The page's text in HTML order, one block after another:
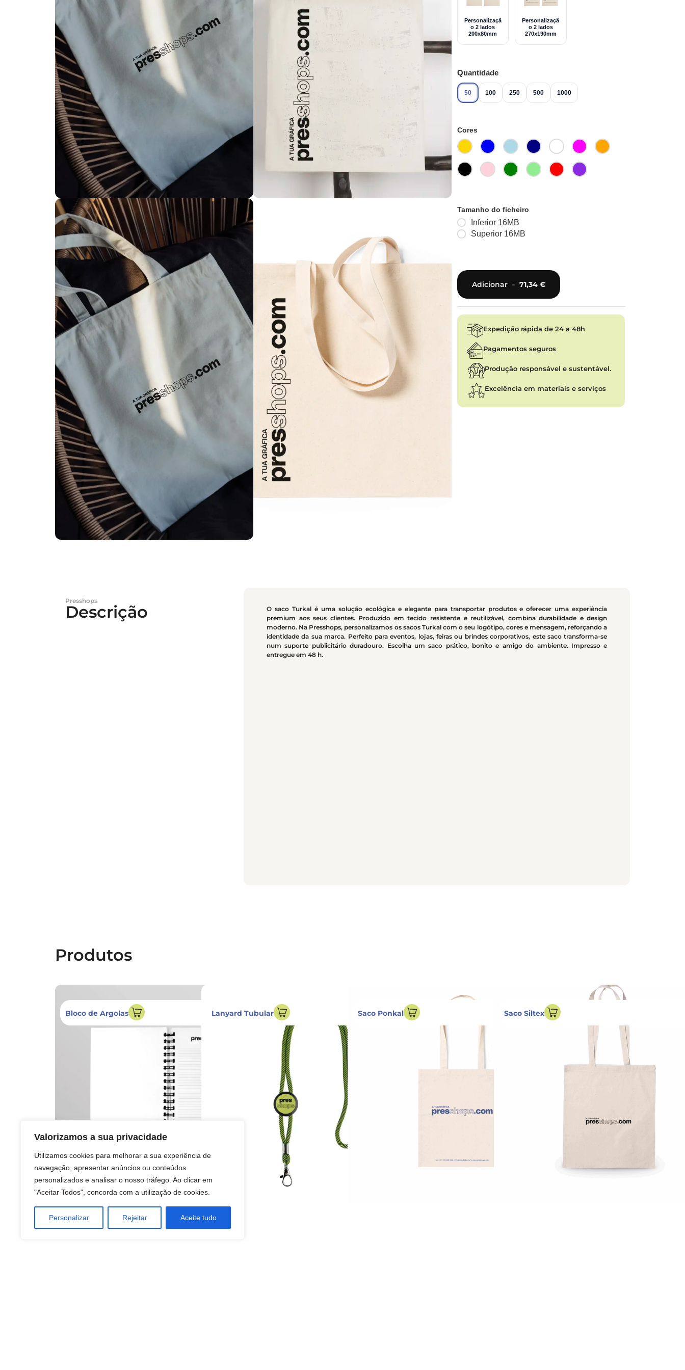
Valorizamos a sua privacidade
Utilizamos cookies para melhorar a sua experiência de
navegação, apresentar anúncios ou conteúdos
personalizados e analisar o nosso tráfego. Ao clicar em
"Aceitar Todos", concorda com a utilização de cookies.
Personalizar Rejeitar Aceite tudo
Personalizaçã
o 2 lados
200x80mm
Personalizaçã
o 2 lados
270x190mm
Quantidade
50 100 250 500 1000
Cores
Tamanho do ficheiro
Inferior 16MB
Superior 16MB
Adicionar – 71,34 €
Expedição rápida de 24 a 48h
Pagamentos seguros
Produção responsável e sustentável.
Excelência em materiais e serviços
Presshops
Descrição
O saco Turkal é uma solução ecológica e elegante para transportar produtos e oferecer uma experiência
premium aos seus clientes. Produzido em tecido resistente e reutilizável, combina durabilidade e design
moderno. Na Presshops, personalizamos os sacos Turkal com o seu logótipo, cores e mensagem, reforçando a
identidade da sua marca. Perfeito para eventos, lojas, feiras ou brindes corporativos, este saco transforma-se
num suporte publicitário duradouro. Escolha um saco prático, bonito e amigo do ambiente. Impresso e
entregue em 48 h.
Produtos
Bloco de Argolas Lanyard Tubular Saco Ponkal Saco Siltex